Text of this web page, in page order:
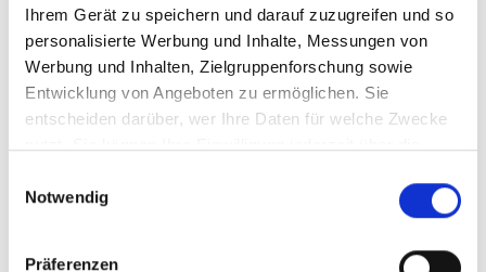
Ihrem Gerät zu speichern und darauf zuzugreifen und so
personalisierte Werbung und Inhalte, Messungen von
Werbung und Inhalten, Zielgruppenforschung sowie
Entwicklung von Angeboten zu ermöglichen. Sie
entscheiden darüber, wer Ihre Daten für welche Zwecke
Trigger Symbol ändern oder widerrufen
Notwendig
Präferenzen